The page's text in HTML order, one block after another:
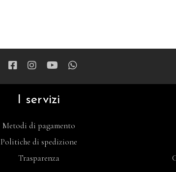
I servizi
Metodi di pagamento
Politiche di spedizione
Trasparenza